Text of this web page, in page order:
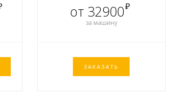
от 32900₽
за машину
ЗАКАЗАТЬ